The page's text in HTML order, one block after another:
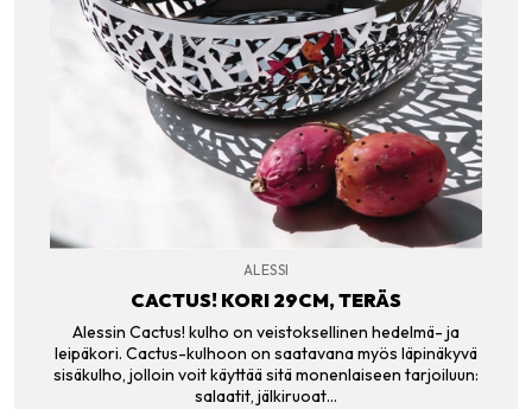
ALESSI
CACTUS! KORI 29CM, TERÄS
Alessin Cactus! kulho on veistoksellinen hedelmä- ja
leipäkori. Cactus-kulhoon on saatavana myös läpinäkyvä
sisäkulho, jolloin voit käyttää sitä monenlaiseen tarjoiluun:
salaatit, jälkiruoat…